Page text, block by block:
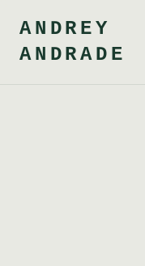
ANDREY
ANDRADE